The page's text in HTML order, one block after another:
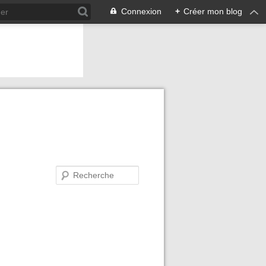
Connexion + Créer mon blog